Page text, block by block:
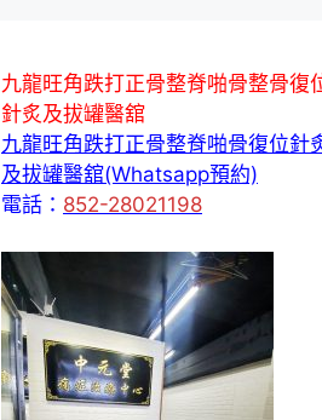
九龍旺角跌打正骨整脊啪骨整骨復
針炙及拔罐醫舘
九龍旺角跌打正骨整脊啪骨復位針
及拔罐醫舘(Whatsapp預約)
電話： 852-28021198